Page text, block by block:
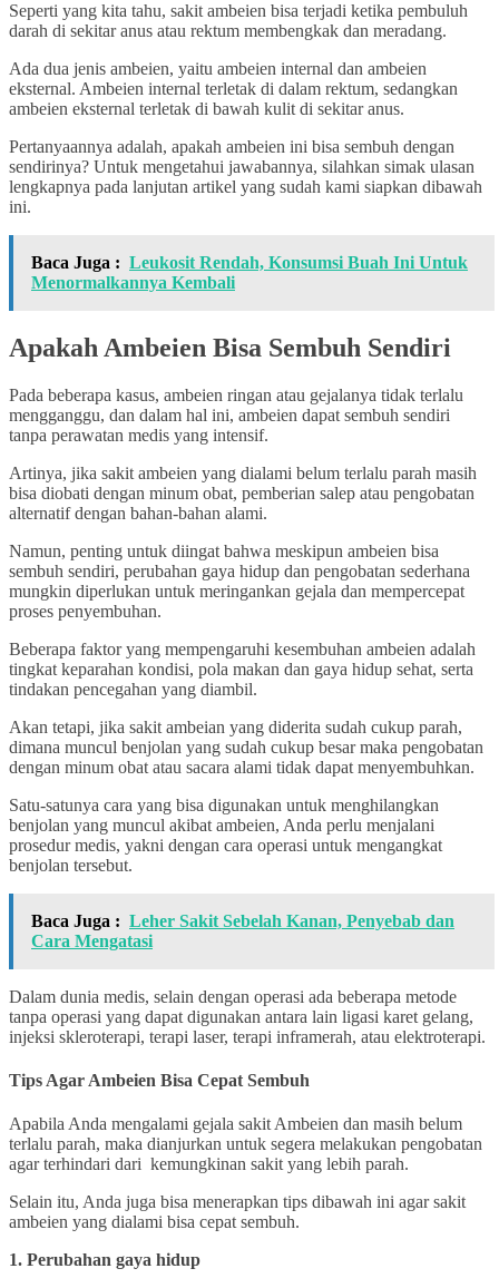
Seperti yang kita tahu, sakit ambeien bisa terjadi ketika pembuluh
darah di sekitar anus atau rektum membengkak dan meradang.
Ada dua jenis ambeien, yaitu ambeien internal dan ambeien
eksternal. Ambeien internal terletak di dalam rektum, sedangkan
ambeien eksternal terletak di bawah kulit di sekitar anus.
Pertanyaannya adalah, apakah ambeien ini bisa sembuh dengan
sendirinya? Untuk mengetahui jawabannya, silahkan simak ulasan
lengkapnya pada lanjutan artikel yang sudah kami siapkan dibawah
ini.
Baca Juga : Leukosit Rendah, Konsumsi Buah Ini Untuk
Menormalkannya Kembali
Apakah Ambeien Bisa Sembuh Sendiri
Pada beberapa kasus, ambeien ringan atau gejalanya tidak terlalu
mengganggu, dan dalam hal ini, ambeien dapat sembuh sendiri
tanpa perawatan medis yang intensif.
Artinya, jika sakit ambeien yang dialami belum terlalu parah masih
bisa diobati dengan minum obat, pemberian salep atau pengobatan
alternatif dengan bahan-bahan alami.
Namun, penting untuk diingat bahwa meskipun ambeien bisa
sembuh sendiri, perubahan gaya hidup dan pengobatan sederhana
mungkin diperlukan untuk meringankan gejala dan mempercepat
proses penyembuhan.
Beberapa faktor yang mempengaruhi kesembuhan ambeien adalah
tingkat keparahan kondisi, pola makan dan gaya hidup sehat, serta
tindakan pencegahan yang diambil.
Akan tetapi, jika sakit ambeian yang diderita sudah cukup parah,
dimana muncul benjolan yang sudah cukup besar maka pengobatan
dengan minum obat atau sacara alami tidak dapat menyembuhkan.
Satu-satunya cara yang bisa digunakan untuk menghilangkan
benjolan yang muncul akibat ambeien, Anda perlu menjalani
prosedur medis, yakni dengan cara operasi untuk mengangkat
benjolan tersebut.
Baca Juga : Leher Sakit Sebelah Kanan, Penyebab dan
Cara Mengatasi
Dalam dunia medis, selain dengan operasi ada beberapa metode
tanpa operasi yang dapat digunakan antara lain ligasi karet gelang,
injeksi skleroterapi, terapi laser, terapi inframerah, atau elektroterapi.
Tips Agar Ambeien Bisa Cepat Sembuh
Apabila Anda mengalami gejala sakit Ambeien dan masih belum
terlalu parah, maka dianjurkan untuk segera melakukan pengobatan
agar terhindari dari kemungkinan sakit yang lebih parah.
Selain itu, Anda juga bisa menerapkan tips dibawah ini agar sakit
ambeien yang dialami bisa cepat sembuh.
1. Perubahan gaya hidup